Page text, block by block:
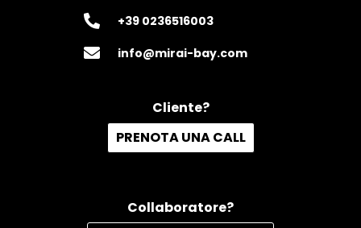
+39 0236516003‬
info@mirai-bay.com
Cliente?
PRENOTA UNA CALL
Collaboratore?